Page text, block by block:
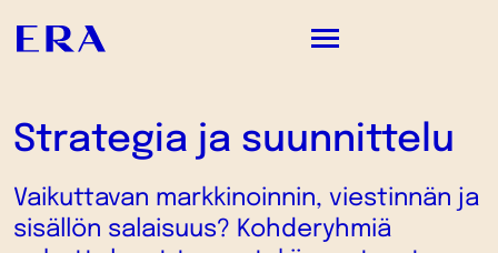
PALVELUMME
TYÖMME
ME
Strategia ja suunnittelu
Vaikuttavan markkinoinnin, viestinnän ja
sisällön salaisuus? Kohderyhmiä